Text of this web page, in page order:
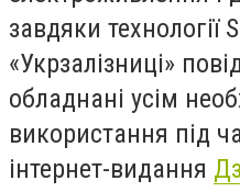
завдяки технології
«Укрзалізниці»
обладнані усім
використання під
інтернет-видання